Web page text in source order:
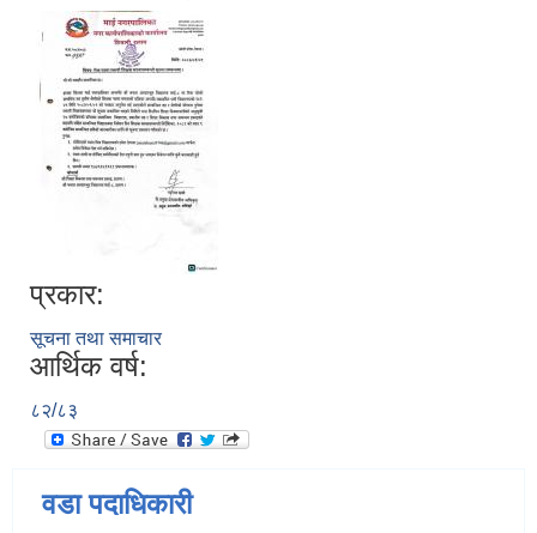
प्रकार:
सूचना तथा समाचार
आर्थिक वर्ष:
८२/८३
वडा पदाधिकारी